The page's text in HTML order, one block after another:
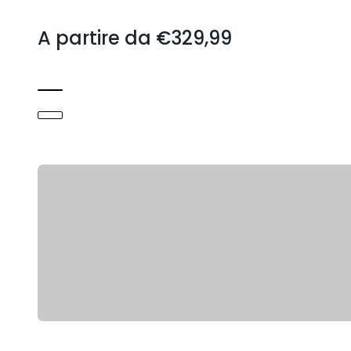
Prezzo scontato
A partire da €329,99
Nero
Oro
Weiß